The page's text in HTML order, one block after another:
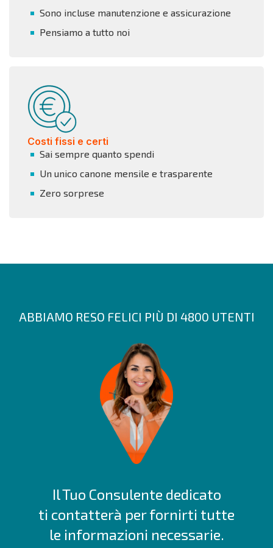
Sono incluse manutenzione e assicurazione
Pensiamo a tutto noi
Costi fissi e certi
Sai sempre quanto spendi
Un unico canone mensile e trasparente
Zero sorprese
ABBIAMO RESO FELICI PIÙ DI 4800 UTENTI
Il Tuo Consulente dedicato
ti contatterà per fornirti tutte
le informazioni necessarie.